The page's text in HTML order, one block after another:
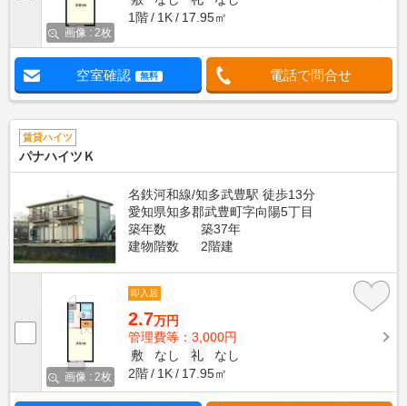
画像 : 2枚
1階
1K 17.95㎡
空室確認 無料 電話で問合せ
賃貸ハイツ
パナハイツＫ
名鉄河和線/知多武豊駅 徒歩13分
愛知県知多郡武豊町字向陽5丁目
築年数
築37年
建物階数
2階建
画像 : 2枚
即入居
2.7万円
管理費等：3,000円
敷
なし 礼
なし
2階
1K 17.95㎡